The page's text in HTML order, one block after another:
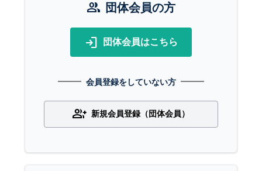
group 団体会員の方
login 団体会員はこちら
会員登録をしていない方
group_add 新規会員登録（団体会員）